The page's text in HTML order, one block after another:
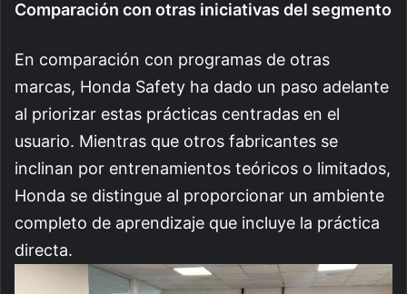
Comparación con otras iniciativas del segmento
En comparación con programas de otras
marcas, Honda Safety ha dado un paso adelante
al priorizar estas prácticas centradas en el
usuario. Mientras que otros fabricantes se
inclinan por entrenamientos teóricos o limitados,
Honda se distingue al proporcionar un ambiente
completo de aprendizaje que incluye la práctica
directa.